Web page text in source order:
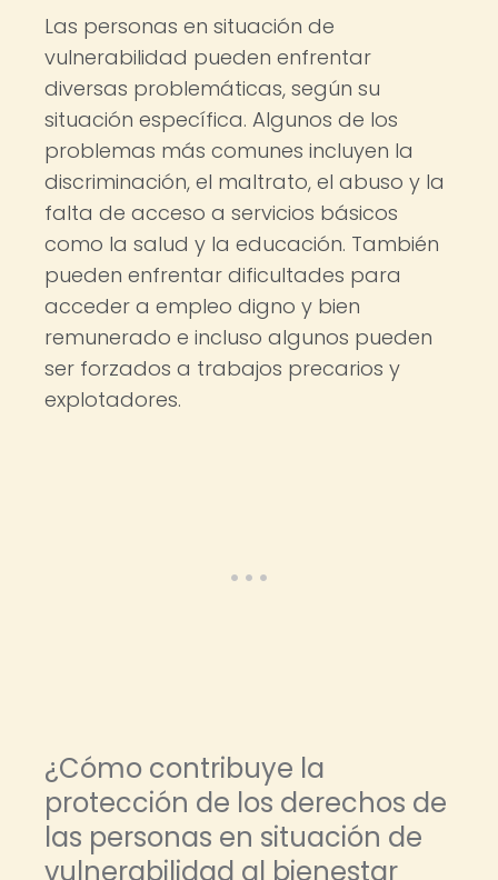
Las personas en situación de
vulnerabilidad pueden enfrentar
diversas problemáticas, según su
situación específica. Algunos de los
problemas más comunes incluyen la
discriminación, el maltrato, el abuso y la
falta de acceso a servicios básicos
como la salud y la educación. También
pueden enfrentar dificultades para
acceder a empleo digno y bien
remunerado e incluso algunos pueden
ser forzados a trabajos precarios y
explotadores.
¿Cómo contribuye la
protección de los derechos de
las personas en situación de
vulnerabilidad al bienestar